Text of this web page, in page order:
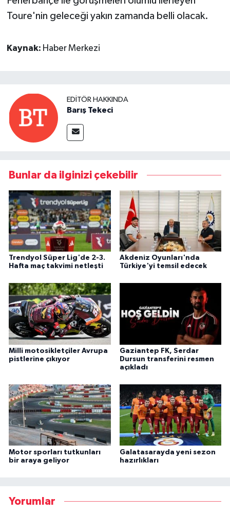
Toure'nin geleceği yakın zamanda belli olacak.
Kaynak: Haber Merkezi
EDITÖR HAKKINDA
Barış Tekeci
Bunlar da ilginizi çekebilir
Trendyol Süper Lig'de 2-3.
Hafta maç takvimi netleşti
Akdeniz Oyunları'nda
Türkiye'yi temsil edecek
Milli motosikletçiler Avrupa
pistlerine çıkıyor
Gaziantep FK, Serdar
Dursun transferini resmen
açıkladı
Motor sporları tutkunları
bir araya geliyor
Galatasarayda yeni sezon
hazırlıkları
Yorumlar